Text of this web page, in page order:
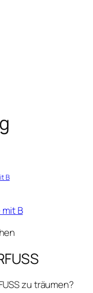
B
B
zu träumen?